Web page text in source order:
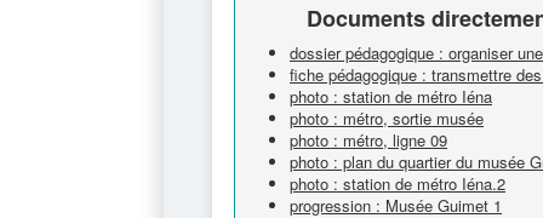
Documents
dossier pédagogique : organiser
fiche pédagogique : transmettre
photo : station de métro Iéna
photo : métro, sortie musée
photo : métro, ligne 09
photo : plan du quartier du musée
photo : station de métro Iéna.2
progression : Musée Guimet 1